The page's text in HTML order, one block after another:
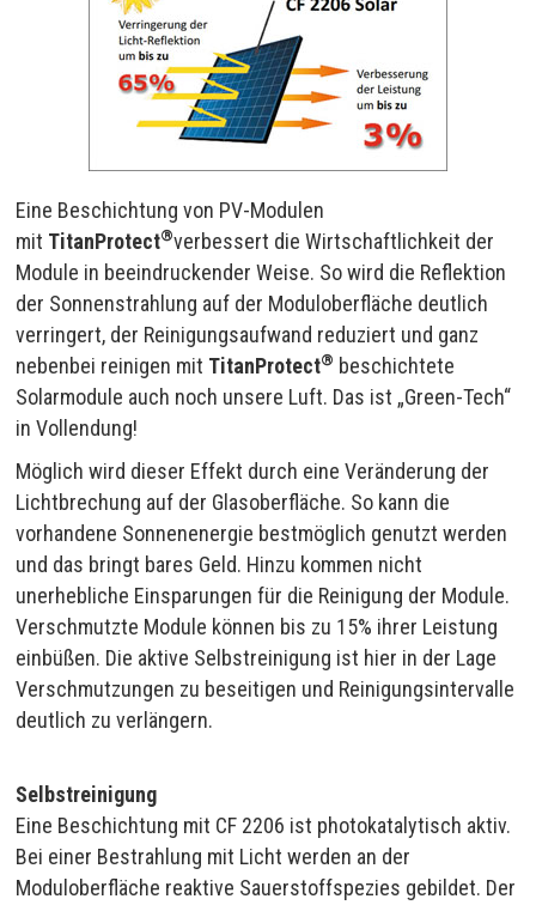
Eine Beschichtung von PV-Modulen
mit TitanProtect®verbessert die Wirtschaftlichkeit der
Module in beeindruckender Weise. So wird die Reflektion
der Sonnenstrahlung auf der Moduloberfläche deutlich
verringert, der Reinigungsaufwand reduziert und ganz
nebenbei reinigen mit TitanProtect® beschichtete
Solarmodule auch noch unsere Luft. Das ist „Green-Tech“
in Vollendung!
Möglich wird dieser Effekt durch eine Veränderung der
Lichtbrechung auf der Glasoberfläche. So kann die
vorhandene Sonnenenergie bestmöglich genutzt werden
und das bringt bares Geld. Hinzu kommen nicht
unerhebliche Einsparungen für die Reinigung der Module.
Verschmutzte Module können bis zu 15% ihrer Leistung
einbüßen. Die aktive Selbstreinigung ist hier in der Lage
Verschmutzungen zu beseitigen und Reinigungsintervalle
deutlich zu verlängern.
Selbstreinigung
Eine Beschichtung mit CF 2206 ist photokatalytisch aktiv.
Bei einer Bestrahlung mit Licht werden an der
Moduloberfläche reaktive Sauerstoffspezies gebildet. Der